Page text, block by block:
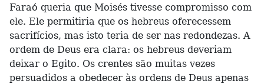
Faraó queria que Moisés tivesse compromisso com
ele. Ele permitiria que os hebreus oferecessem
sacrifícios, mas isto teria de ser nas redondezas. A
ordem de Deus era clara: os hebreus deveriam
deixar o Egito. Os crentes são muitas vezes
persuadidos a obedecer às ordens de Deus apenas